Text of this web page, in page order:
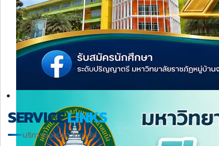
SERVICELINKS
บริการของมหาวิทยาลัย